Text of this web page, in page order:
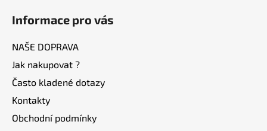
Informace pro vás
NAŠE DOPRAVA
Jak nakupovat ?
Často kladené dotazy
Kontakty
Obchodní podmínky